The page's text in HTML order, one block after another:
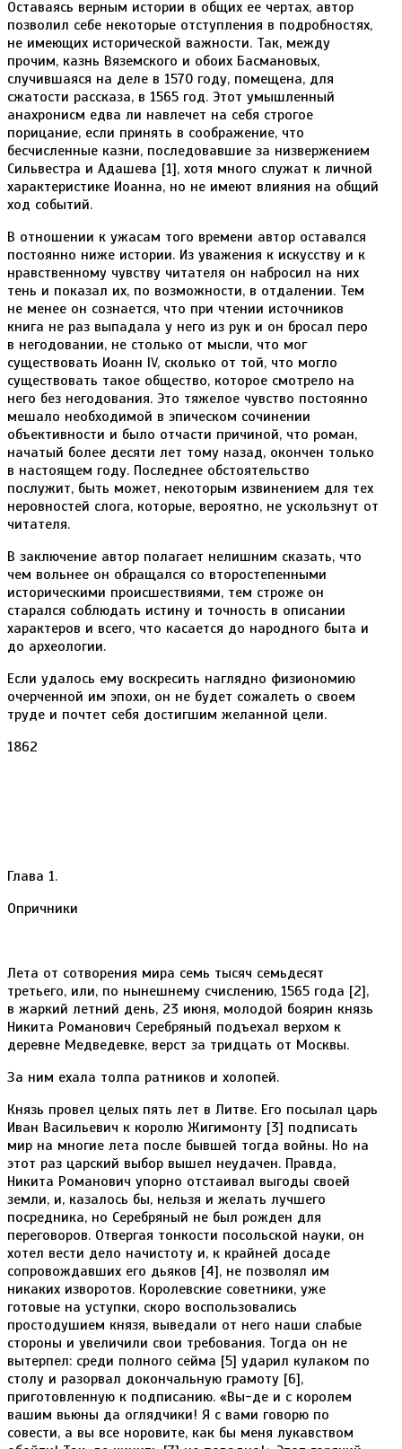
Оставаясь верным истории в общих ее чертах, автор
позволил себе некоторые отступления в подробностях,
не имеющих исторической важности. Так, между
прочим, казнь Вяземского и обоих Басмановых,
случившаяся на деле в 1570 году, помещена, для
сжатости рассказа, в 1565 год. Этот умышленный
анахронисм едва ли навлечет на себя строгое
порицание, если принять в соображение, что
бесчисленные казни, последовавшие за низвержением
Сильвестра и Адашева [1], хотя много служат к личной
характеристике Иоанна, но не имеют влияния на общий
ход событий.
В отношении к ужасам того времени автор оставался
постоянно ниже истории. Из уважения к искусству и к
нравственному чувству читателя он набросил на них
тень и показал их, по возможности, в отдалении. Тем
не менее он сознается, что при чтении источников
книга не раз выпадала у него из рук и он бросал перо
в негодовании, не столько от мысли, что мог
существовать Иоанн IV, сколько от той, что могло
существовать такое общество, которое смотрело на
него без негодования. Это тяжелое чувство постоянно
мешало необходимой в эпическом сочинении
объективности и было отчасти причиной, что роман,
начатый более десяти лет тому назад, окончен только
в настоящем году. Последнее обстоятельство
послужит, быть может, некоторым извинением для тех
неровностей слога, которые, вероятно, не ускользнут от
читателя.
В заключение автор полагает нелишним сказать, что
чем вольнее он обращался со второстепенными
историческими происшествиями, тем строже он
старался соблюдать истину и точность в описании
характеров и всего, что касается до народного быта и
до археологии.
Если удалось ему воскресить наглядно физиономию
очерченной им эпохи, он не будет сожалеть о своем
труде и почтет себя достигшим желанной цели.
1862
Глава 1.
Опричники
Лета от сотворения мира семь тысяч семьдесят
третьего, или, по нынешнему счислению, 1565 года [2],
в жаркий летний день, 23 июня, молодой боярин князь
Никита Романович Серебряный подъехал верхом к
деревне Медведевке, верст за тридцать от Москвы.
За ним ехала толпа ратников и холопей.
Князь провел целых пять лет в Литве. Его посылал царь
Иван Васильевич к королю Жигимонту [3] подписать
мир на многие лета после бывшей тогда войны. Но на
этот раз царский выбор вышел неудачен. Правда,
Никита Романович упорно отстаивал выгоды своей
земли, и, казалось бы, нельзя и желать лучшего
посредника, но Серебряный не был рожден для
переговоров. Отвергая тонкости посольской науки, он
хотел вести дело начистоту и, к крайней досаде
сопровождавших его дьяков [4], не позволял им
никаких изворотов. Королевские советники, уже
готовые на уступки, скоро воспользовались
простодушием князя, выведали от него наши слабые
стороны и увеличили свои требования. Тогда он не
вытерпел: среди полного сейма [5] ударил кулаком по
столу и разорвал докончальную грамоту [6],
приготовленную к подписанию. «Вы-де и с королем
вашим вьюны да оглядчики! Я с вами говорю по
совести, а вы все норовите, как бы меня лукавством